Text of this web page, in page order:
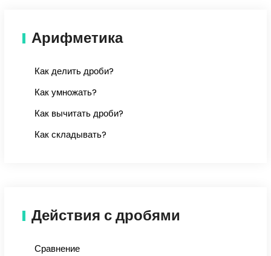
Арифметика
Как делить дроби?
Как умножать?
Как вычитать дроби?
Как складывать?
Действия с дробями
Сравнение